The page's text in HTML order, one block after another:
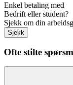
Enkel betaling med
Bedrift eller student?
Sjekk om din
Sjekk
Ofte stilte